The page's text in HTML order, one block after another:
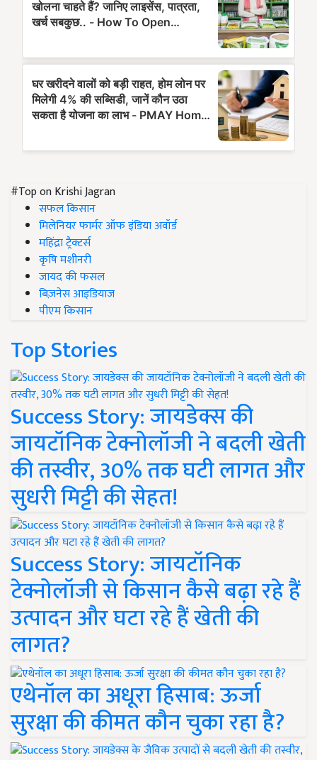
#Top on Krishi Jagran
सफल किसान
मिलेनियर फार्मर ऑफ इंडिया अवॉर्ड
महिंद्रा ट्रैक्टर्स
कृषि मशीनरी
जायद की फसल
बिज़नेस आइडियाज
पीएम किसान
Top Stories
Success Story: जायडेक्स की
जायटॉनिक टेक्नोलॉजी ने बदली खेती
की तस्वीर, 30% तक घटी लागत और
सुधरी मिट्टी की सेहत!
Success Story: जायटॉनिक
टेक्नोलॉजी से किसान कैसे बढ़ा रहे हैं
उत्पादन और घटा रहे हैं खेती की
लागत?
एथेनॉल का अधूरा हिसाब: ऊर्जा
सुरक्षा की कीमत कौन चुका रहा है?